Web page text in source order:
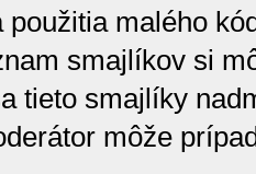
malého
smajlíkov si
tieto smajlíky
môže